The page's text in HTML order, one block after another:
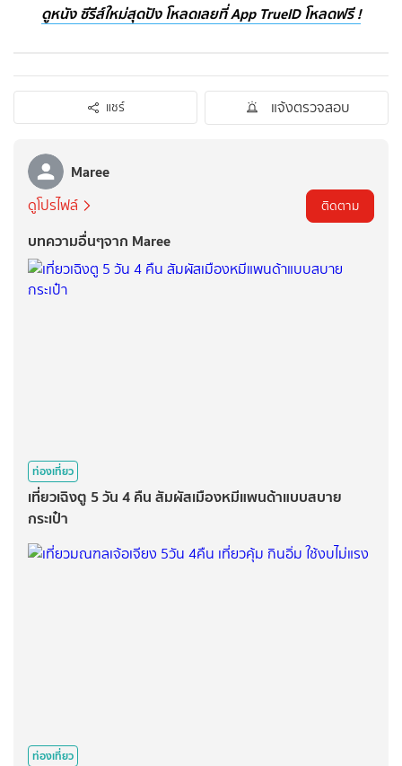
ดูหนัง ซีรีส์ใหม่สุดปัง โหลดเลยที่ App TrueID โหลดฟรี !
แชร์ แจ้งตรวจสอบ
Maree
ดูโปรไฟล์ ติดตาม
บทความอื่นๆจาก Maree
ท่องเที่ยว
เที่ยวเฉิงตู 5 วัน 4 คืน สัมผัสเมืองหมีแพนด้าแบบสบาย
กระเป๋า
ท่องเที่ยว